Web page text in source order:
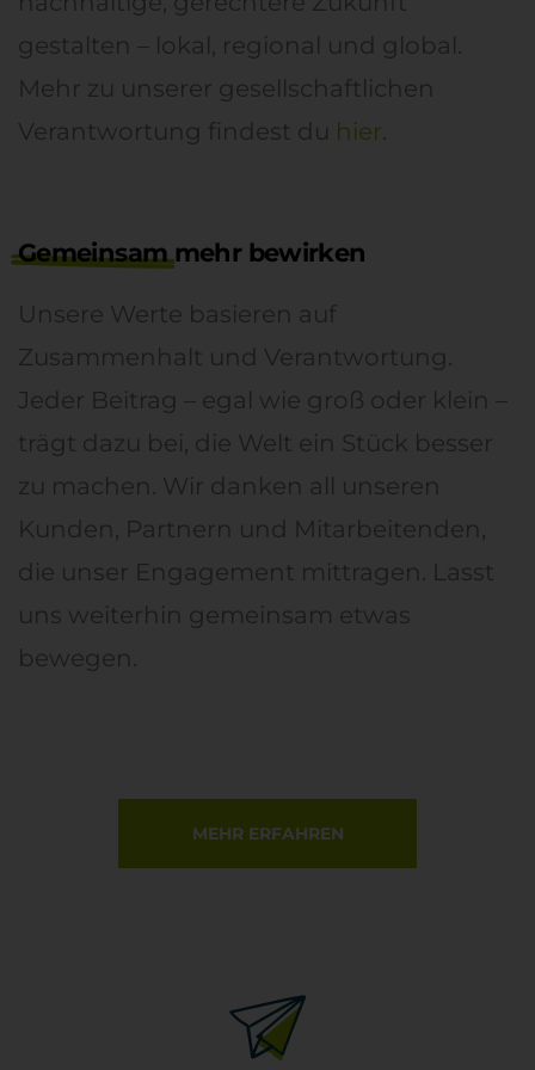
gestalten – lokal, regional und global.
Mehr zu unserer gesellschaftlichen
Verantwortung findest du hier
Gemeinsammehr bewirken
Unsere Werte basieren auf
Zusammenhalt und Verantwortung.
Jeder Beitrag – egal wie groß oder klein –
trägt dazu bei, die Welt ein Stück besser
zu machen. Wir danken all unseren
Kund en , Partnern und Mitarbeitenden,
die unser Engagement mittragen. Lasst
uns weiterhin gemeinsam etwas
bewegen.
MEHR ERFAHREN